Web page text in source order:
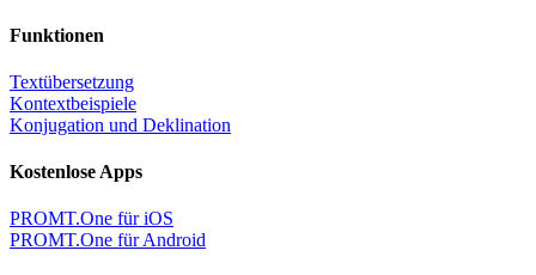
Funktionen
Textübersetzung
Kontextbeispiele
Konjugation und Deklination
Kostenlose Apps
PROMT.One für iOS
PROMT.One für Android